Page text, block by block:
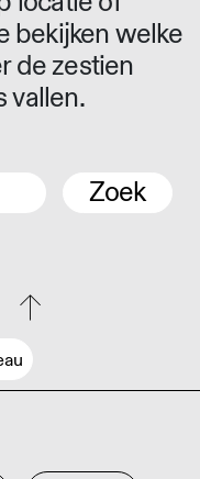
bekijken welke
de zestien
vallen.
Zoek